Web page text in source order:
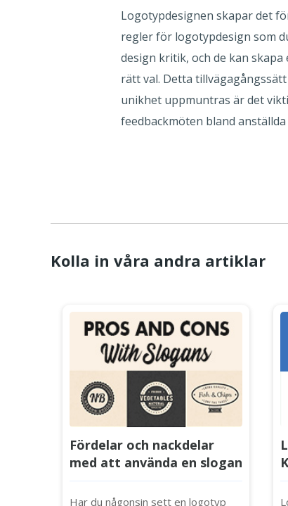
Logotypdesignen skapar det
regler för logotypdesign som
design kritik, och de kan
rätt val. Detta
unikhet uppmuntras är det
feedbackmöten bland
Kolla in våra andra artiklar
Fördelar och nackdelar
med att använda en slogan
i din logotyp
Har du någonsin sett en logotyp